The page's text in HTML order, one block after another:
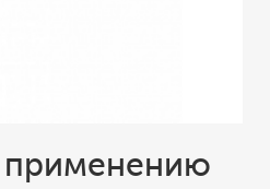
применению